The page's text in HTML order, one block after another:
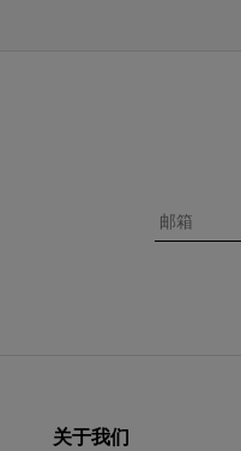
邮箱
关于我们